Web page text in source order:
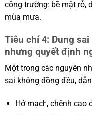
công trường: bề mặt rỗ,
mùa mưa.
Tiêu chí 4: Dung
nhưng quyết định
Một trong các nguyên
sai không đồng đều,
Hở mạch, chênh cao